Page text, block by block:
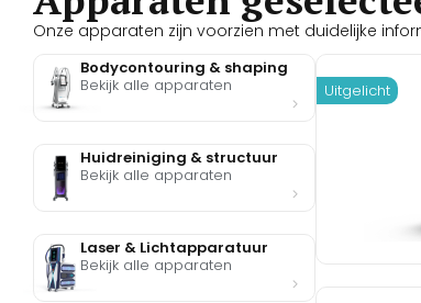
Onze apparaten zijn voorzien met duidelijke
Bodycontouring & shaping
Bekijk alle apparaten
Huidreiniging & structuur
Bekijk alle apparaten
Laser & Lichtapparatuur
Bekijk alle apparaten
Uitgelicht